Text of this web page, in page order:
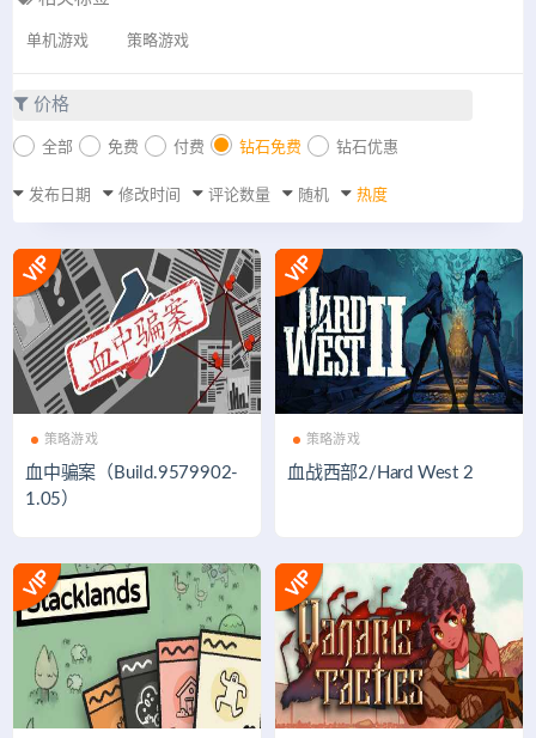
单机游戏 策略游戏
价格
全部 免费 付费 钻石免费 钻石优惠
发布日期 修改时间 评论数量 随机 热度
策略游戏
血中骗案（Build.9579902-
1.05）
策略游戏
血战西部2/Hard West 2